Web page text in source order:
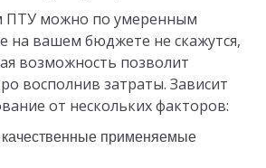
ПТУ можно по умеренным
на вашем бюджете не скажутся,
возможность позволит
восполнив затраты. Зависит
от нескольких факторов: